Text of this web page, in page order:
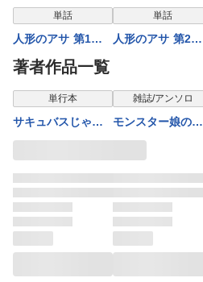
表示制限中
単話
人形のアサ 第1話
【単話】
表示制限中
単話
人形のアサ 第2話
著者作品一覧
表示制限中
単行本
サキュバスじゃな
いモン! 第1巻
表示制限中
雑誌/アンソロ
モンスター娘のい
る日常 ４コマア